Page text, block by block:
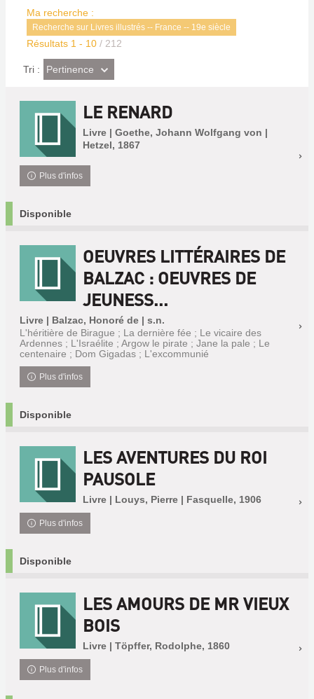
Ma recherche :
Recherche sur Livres illustrés -- France -- 19e siècle
Résultats 1 - 10 / 212
Tri : (Effet
imédiat)
Pertinence
LE RENARD
Livre | Goethe, Johann Wolfgang von |
Hetzel, 1867
Plus d'infos
Disponible
OEUVRES LITTÉRAIRES DE
BALZAC : OEUVRES DE
JEUNESS...
Livre | Balzac, Honoré de | s.n.
L'héritière de Birague ; La dernière fée ; Le vicaire des
Ardennes ; L'Israélite ; Argow le pirate ; Jane la pale ; Le
centenaire ; Dom Gigadas ; L'excommunié
Plus d'infos
Disponible
LES AVENTURES DU ROI
PAUSOLE
Livre | Louys, Pierre | Fasquelle, 1906
Plus d'infos
Disponible
LES AMOURS DE MR VIEUX
BOIS
Livre | Töpffer, Rodolphe, 1860
Plus d'infos